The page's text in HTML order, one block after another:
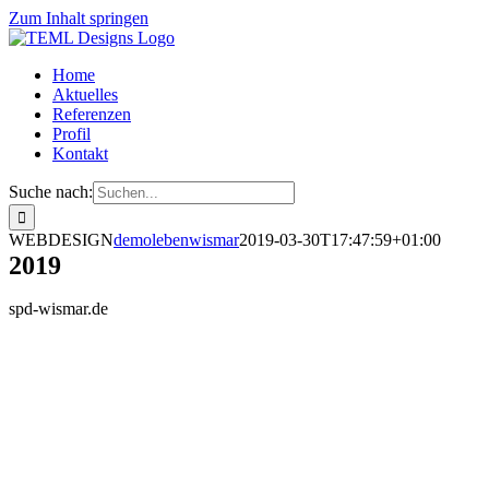
Zum Inhalt springen
Home
Aktuelles
Referenzen
Profil
Kontakt
Suche nach:
WEBDESIGNdemolebenwismar2019-03-30T17:47:59+01:00
2019
spd-wismar.de